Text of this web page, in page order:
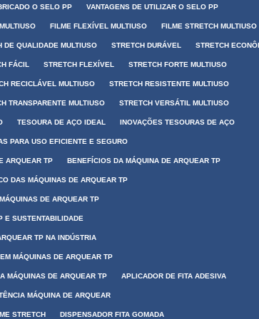
O SELO PP VANTAGENS DE UTILIZAR O SELO PP
FILME FLEXÍVEL MULTIUSO FILME STRETCH MULTIUSO
DE QUALIDADE MULTIUSO STRETCH DURÁVEL STRETCH
FÁCIL STRETCH FLEXÍVEL STRETCH FORTE MULTIUSO
RECICLÁVEL MULTIUSO STRETCH RESISTENTE MULTIUSO
TRANSPARENTE MULTIUSO STRETCH VERSÁTIL MULTIUSO
TESOURA DE AÇO IDEAL INOVAÇÕES TESOURAS DE AÇO
PARA USO EFICIENTE E SEGURO
ARQUEAR TP BENEFÍCIOS DA MÁQUINA DE ARQUEAR TP
DAS MÁQUINAS DE ARQUEAR TP
DE ARQUEAR TP
E SUSTENTABILIDADE
TP NA INDÚSTRIA
MÁQUINAS DE ARQUEAR TP
MÁQUINAS DE ARQUEAR TP APLICADOR DE FITA ADESIVA
MÁQUINA DE ARQUEAR
STRETCH DISPENSADOR FITA GOMADA